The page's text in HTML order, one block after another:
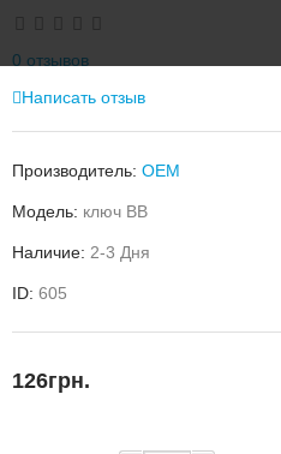
0 отзывов
Написать отзыв
Производитель: OEM
Модель: ключ BB
Наличие: 2-3 Дня
ID: 605
126грн.